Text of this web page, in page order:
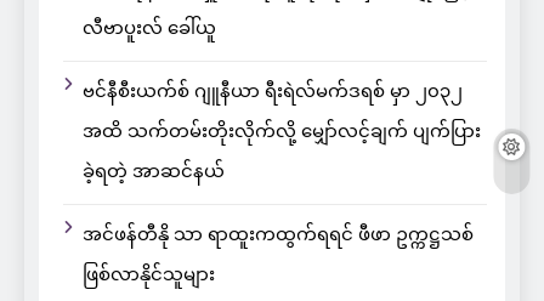
လီဗာပူးလ် ခေါ်ယူ
ဗင်နီစီးယက်စ် ဂျူနီယာ ရီးရဲလ်မက်ဒရစ် မှာ ၂၀၃၂
အထိ သက်တမ်းတိုးလိုက်လို့ မျှော်လင့်ချက် ပျက်ပြား
ခဲ့ရတဲ့ အာဆင်နယ်
အင်ဖန်တီနို သာ ရာထူးကထွက်ရရင် ဖီဖာ ဥက္ကဋ္ဌသစ်
ဖြစ်လာနိုင်သူများ